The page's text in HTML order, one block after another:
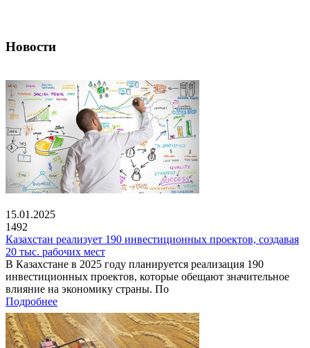
Новости
15.01.2025
1492
Казахстан реализует 190 инвестиционных проектов, создавая
20 тыс. рабочих мест
В Казахстане в 2025 году планируется реализация 190
инвестиционных проектов, которые обещают значительное
влияние на экономику страны. По
Подробнее